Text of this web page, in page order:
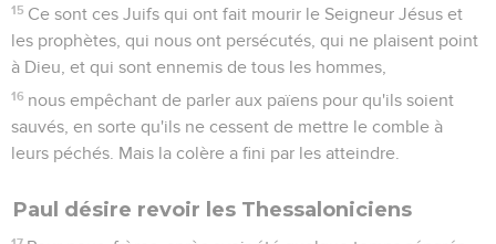
15 Ce sont ces Juifs qui ont fait mourir le Seigneur Jésus et
les prophètes, qui nous ont persécutés, qui ne plaisent point
à Dieu, et qui sont ennemis de tous les hommes,
16 nous empêchant de parler aux païens pour qu'ils soient
sauvés, en sorte qu'ils ne cessent de mettre le comble à
leurs péchés. Mais la colère a fini par les atteindre.
Paul désire revoir les Thessaloniciens